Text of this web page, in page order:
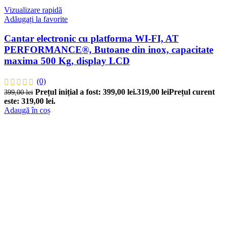
Vizualizare rapidă
Adăugați la favorite
Cantar electronic cu platforma WI-FI, AT
PERFORMANCE®, Butoane din inox, capacitate
maxima 500 Kg, display LCD
(0)
399,00lei Prețul inițial a fost: 399,00 lei.319,00 leiPrețul curent
este: 319,00 lei.
Adaugă în coș